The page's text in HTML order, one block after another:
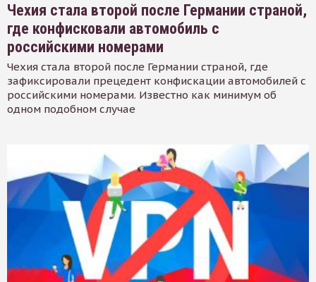
Чехия стала второй после Германии страной,
где конфисковали автомобиль с
российскими номерами
Чехия стала второй после Германии страной, где
зафиксировали прецедент конфискации автомобилей с
российскими номерами. Известно как минимум об
одном подобном случае